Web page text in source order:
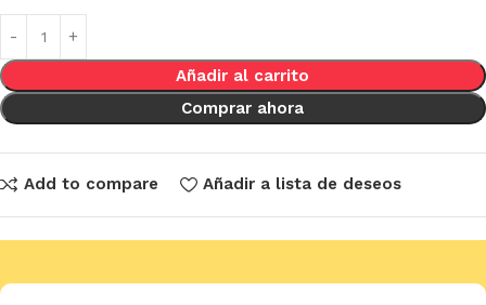
Añadir al carrito
Comprar ahora
Add to compare Añadir a lista de deseos